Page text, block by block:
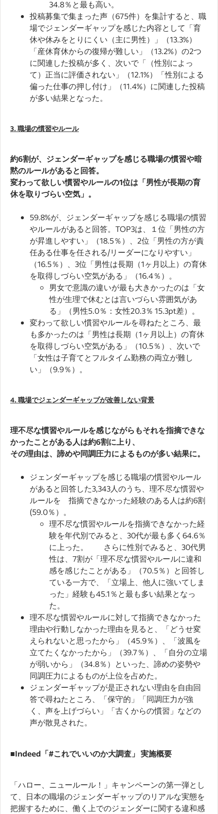
34.8％と最も高い。
投稿募集で集まった声（675件）を集計すると、職
場でジェンダーギャップを感じた内容として「育
休や休みをとりにくい（主に男性）」（13.3%）
「産休育休からの復帰が難しい」（13.2%）の2つ
に関連した投稿が多く、次いで「（性別によっ
て）正当に評価されない」（12.1%）「性別による
偏った仕事の押し付け」（11.4%）に関連した投稿
が多い結果となった。
3. 職場の慣習やルール
約6割が、ジェンダーギャップを感じる職場の慣習や暗
黙のルールがあると回答。
変わって欲しい慣習やルールの1位は「男性が長期の育
休を取りづらい空気」。
59.8%が、ジェンダーギャップを感じる職場の慣習
やルールがあると回答。TOP3は、１位「男性の方
が昇進しやすい」（18.5％）、2位「男性の方が責
任ある仕事を任される/リーダーになりやすい」
（16.5％）、3位「男性は長期（1ヶ月以上）の育休
を取得しづらい空気がある」（16.4％）。
男女で意識の違いが最も大きかったのは「女
性が生理で休むとは言いづらい雰囲気があ
る」（男性5.0％：女性20.3％ 15.3pt差）。
変わって欲しい慣習やルールを尋ねたところ、最
も多かったのは「男性は長期（1ヶ月以上）の育休
を取得しづらい空気がある」（10.5％）、次いで
「女性は子育てとフルタイム勤務の両立が難し
い」（9.9％）。
4. 職場でジェンダーギャップが改善しない背景
理不尽な慣習やルールを感じながらもそれを指摘できな
かったことがある人は約6割に上り、
その理由は、諦めや同調圧力によるものが多い結果に。
ジェンダーギャップを感じる職場の慣習やルール
があると回答した3,343人のうち、理不尽な慣習や
ルールを 指摘できなかった経験のある人は約6割
(59.0％）。
理不尽な慣習やルールを指摘できなかった経
験を年代別でみると、30代が最も多く64.6％
に上った。 さらに性別でみると、30代男
性は、7割が「理不尽な慣習やルールに違和
感を感じたことがある」（70.5％）と回答し
ている一方で、「立場上、他人に強いてしま
った」経験も45.1％と最も多い結果となっ
た。
理不尽な慣習やルールに対して指摘できなかった
理由や行動しなかった理由を見ると、「どうせ変
えられないと思ったから」（45.9％）、「波風を
立てたくなかったから」（39.7％）、「自分の立場
が弱いから」（34.8％）といった、諦めの姿勢や
同調圧力によるものが上位を占めた。
ジェンダーギャップが是正されない理由を自由回
答で尋ねたところ、「保守的」「同調圧力が強
く、声を上げづらい」「古くからの慣習」などの
声が散見された。
■Indeed「#これでいいのか大調査」 実施概要
「ハロー、ニュールール！」キャンペーンの第一弾とし
て、日本の職場のジェンダーギャップのリアルな実態を
把握するために、働く上でのジェンダーに関する違和感